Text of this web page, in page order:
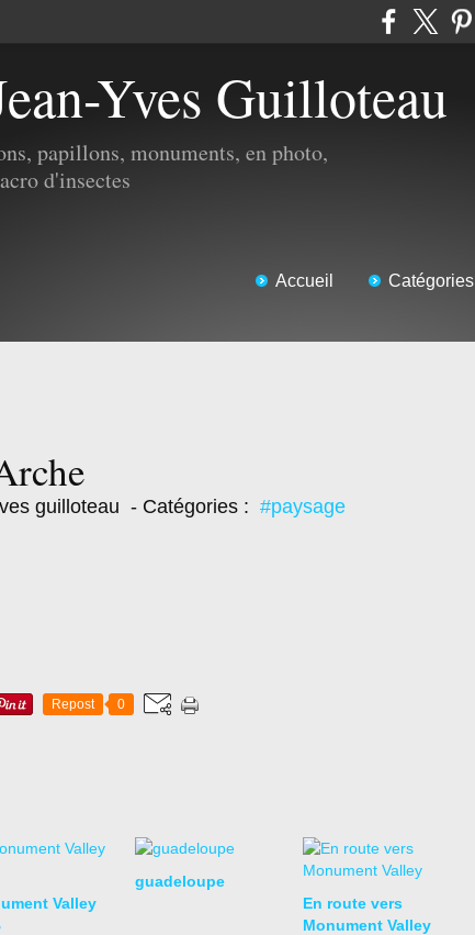
Yves Guilloteau
papillons, monuments, en photo,
d'insectes
Accueil Catégories
guilloteau - Catégories : #paysage
Repost 0
Valley
guadeloupe
En route vers
Monument Valley